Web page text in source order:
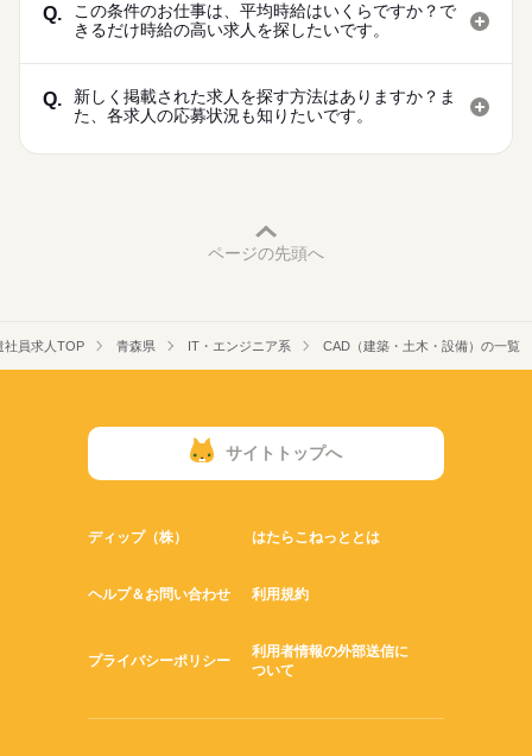
Q.
この条件のお仕事は、平均時給はいくらですか？で
きるだけ時給の高い求人を探したいです。
Q.
新しく掲載された求人を探す方法はありますか？ま
た、各求人の応募状況も知りたいです。
ページの先頭へ
社員求人TOP 青森県 IT・エンジニア系 CAD（建築・土木・設備）の一覧
サイトトップへ
ディップ（株） はたらこねっととは
ヘルプ＆お問い合わせ 利用規約
プライバシーポリシー
利用者情報の外部送信に
ついて